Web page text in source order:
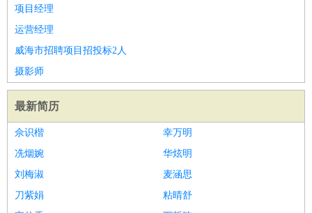
项目经理
运营经理
威海市招聘项目招投标2人
摄影师
最新简历
佘识楷
幸万明
冼烟婉
华炫明
刘梅淑
麦涵思
刀紫娟
粘晴舒